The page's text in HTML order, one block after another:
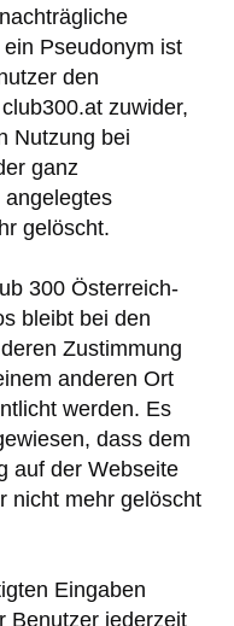
Pseudonym ist
den
zuwider,
Nutzung bei
ganz
gelöscht.
300 Österreich-
bleibt bei den
Zustimmung
anderen Ort
werden. Es
dass dem
auf der Webseite
nicht mehr gelöscht
Eingaben
Benutzer jederzeit